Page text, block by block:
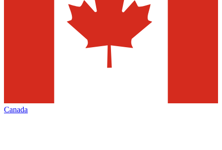
Canada